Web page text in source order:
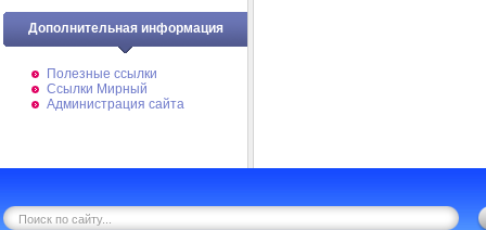
Дополнительная информация
Полезные ссылки
Ссылки Мирный
Администрация сайта